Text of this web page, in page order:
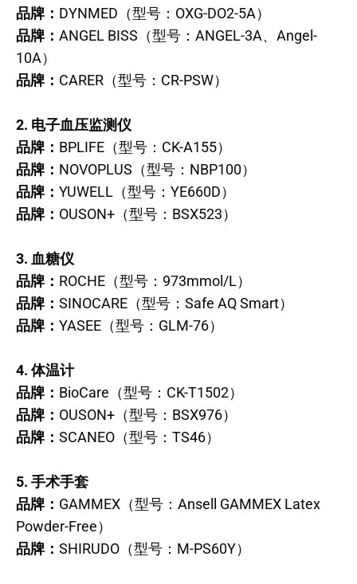
品牌： DYNMED（型号：OXG-DO2-5A）
品牌： ANGEL BISS（型号：ANGEL-3A、Angel-
10A）
品牌： CARER（型号：CR-PSW）
2. 电子血压监测仪
品牌： BPLIFE（型号：CK-A155）
品牌： NOVOPLUS（型号：NBP100）
品牌： YUWELL（型号：YE660D）
品牌： OUSON+（型号：BSX523）
3. 血糖仪
品牌： ROCHE（型号：973mmol/L）
品牌： SINOCARE（型号：Safe AQ Smart）
品牌： YASEE（型号：GLM-76）
4. 体温计
品牌： BioCare（型号：CK-T1502）
品牌： OUSON+（型号：BSX976）
品牌： SCANEO（型号：TS46）
5. 手术手套
品牌： GAMMEX（型号：Ansell GAMMEX Latex
Powder-Free）
品牌： SHIRUDO（型号：M-PS60Y）